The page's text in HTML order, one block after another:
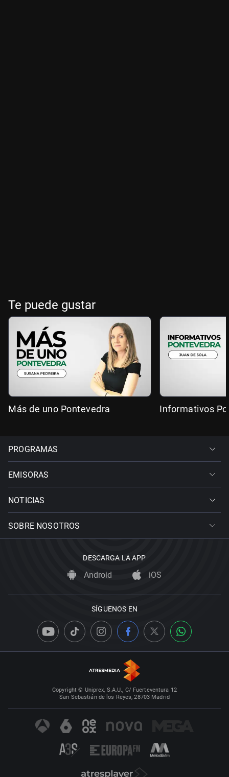
Te puede gustar
Más de uno Pontevedra Informativos
PROGRAMAS
EMISORAS
NOTICIAS
SOBRE NOSOTROS
DESCARGA LA APP
Android iOS
SÍGUENOS EN
Copyright © Uniprex, S.A.U., C/ Fuerteventura 12
San Sebastián de los Reyes, 28703 Madrid